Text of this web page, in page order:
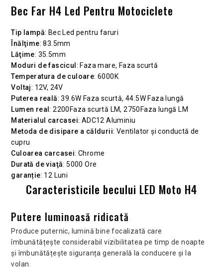
Bec Far H4 Led Pentru Motociclete
Tip lampă: Bec Led pentru faruri
Înălţime: 83.5mm
Lăţime: 35.5mm
Moduri de fascicul : Faza mare, Faza scurtă
Temperatura de culoare: 6000K
Voltaj: 12V, 24V
Puterea reală: 39.6W Faza scurtă, 44.5W Faza lungă
Lumen real: 2200Faza scurtă LM, 2750Faza lungă LM
Materialul carcasei: ADC12 Aluminiu
Metoda de disipare a căldurii: Ventilator și conductă de
cupru
Culoarea carcasei: Chrome
Durată de viaţă: 5000 Ore
garanție: 12 Luni
Caracteristicile becului LED Moto H4
Putere luminoasă ridicată
Produce puternic, lumină bine focalizată care
îmbunătățește considerabil vizibilitatea pe timp de noapte
și îmbunătățește siguranța generală la conducere și la
volan.